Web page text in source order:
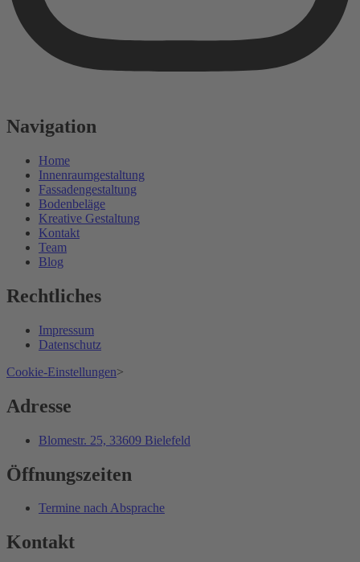
Navigation
Home
Innenraumgestaltung
Fassadengestaltung
Bodenbeläge
Kreative Gestaltung
Kontakt
Team
Blog
Rechtliches
Impressum
Datenschutz
Cookie-Einstellungen>
Adresse
Blomestr. 25, 33609 Bielefeld
Öffnungszeiten
Termine nach Absprache
Kontakt